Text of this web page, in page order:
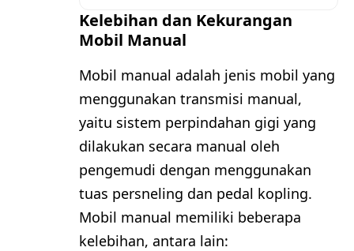
Kelebihan dan Kekurangan
Mobil Manual
Mobil manual adalah jenis mobil yang
menggunakan transmisi manual,
yaitu sistem perpindahan gigi yang
dilakukan secara manual oleh
pengemudi dengan menggunakan
tuas persneling dan pedal kopling.
Mobil manual memiliki beberapa
kelebihan, antara lain: